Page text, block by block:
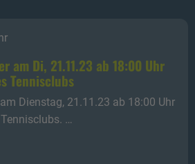
am Di, 21.11.23 ab 18:00 Uhr
Tennisclubs
Dienstag, 21.11.23 ab 18:00 Uhr
…